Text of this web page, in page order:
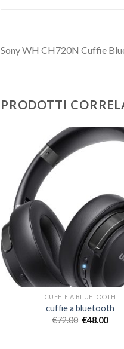
Sony WH CH720N Cuffie
PRODOTTI
CUFFIE A BLUETOOTH
cuffie a bluetooth
€72.00 €48.00